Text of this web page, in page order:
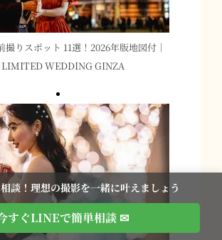
撮りスポット 11選！2026年版地図付｜
LIMITED WEDDING GINZA
談！理想の撮影を一緒に叶えましょう
すぐLINEで簡単相談 ✉